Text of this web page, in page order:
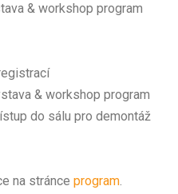
& workshop program
& workshop program
do sálu pro demontáž
na stránce program.